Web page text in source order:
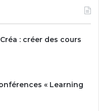
: créer des cours
« Learning